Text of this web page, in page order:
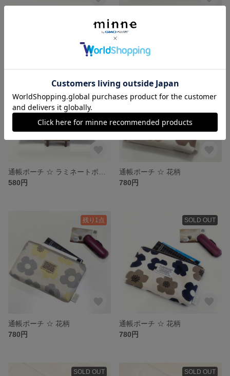
ICカード入れ ☆ パスケース ☆ ラミネートポーチ
通帳ポーチ ☆ ビニールポーチ
580円
SOLD OUT
580円
SOLD OUT
通帳ポーチ ☆ 花柄
780円
残り1点
通帳ポーチ ☆ 花柄
780円
SOLD OUT
通帳ポーチ ☆ 花柄
780円
SOLD OUT SOLD OUT